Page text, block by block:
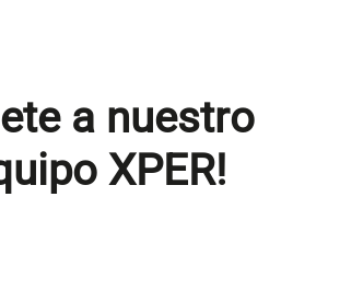
a nuestro
XPER!